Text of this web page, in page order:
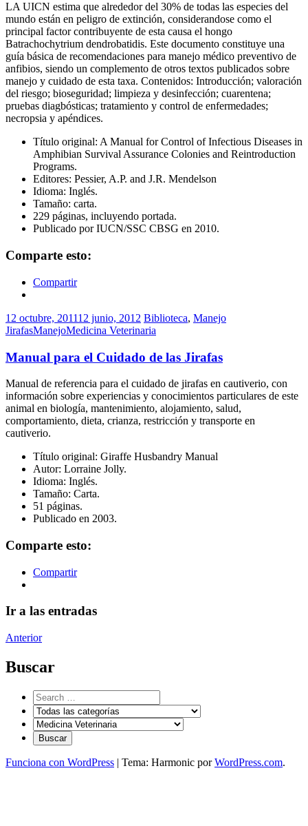
LA UICN estima que alrededor del 30% de todas las especies del
mundo están en peligro de extinción, considerandose como el
principal factor contribuyente de esta causa el hongo
Batrachochytrium dendrobatidis. Este documento constituye una
guía básica de recomendaciones para manejo médico preventivo de
anfibios, siendo un complemento de otros textos publicados sobre
manejo y cuidado de esta taxa. Contenidos: Introducción; valoración
del riesgo; bioseguridad; limpieza y desinfección; cuarentena;
pruebas diagbósticas; tratamiento y control de enfermedades;
necropsia y apéndices.
Título original: A Manual for Control of Infectious Diseases in
Amphibian Survival Assurance Colonies and Reintroduction
Programs.
Editores: Pessier, A.P. and J.R. Mendelson
Idioma: Inglés.
Tamaño: carta.
229 páginas, incluyendo portada.
Publicado por IUCN/SSC CBSG en 2010.
Comparte esto:
Compartir
12 octubre, 201112 junio, 2012 Biblioteca, Manejo
JirafasManejoMedicina Veterinaria
Manual para el Cuidado de las Jirafas
Manual de referencia para el cuidado de jirafas en cautiverio, con
información sobre experiencias y conocimientos particulares de este
animal en biología, mantenimiento, alojamiento, salud,
comportamiento, dieta, crianza, restricción y transporte en
cautiverio.
Título original: Giraffe Husbandry Manual
Autor: Lorraine Jolly.
Idioma: Inglés.
Tamaño: Carta.
51 páginas.
Publicado en 2003.
Comparte esto:
Compartir
Ir a las entradas
Anterior
Buscar
Funciona con WordPress | Tema: Harmonic porWordPress.com.